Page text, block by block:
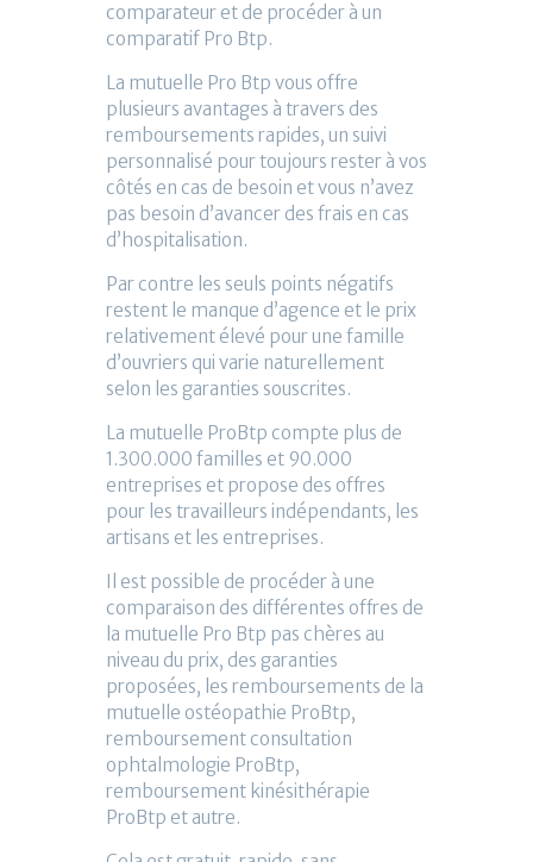
comparateur et de procéder à un
comparatif Pro Btp.
La mutuelle Pro Btp vous offre
plusieurs avantages à travers des
remboursements rapides, un suivi
personnalisé pour toujours rester à vos
côtés en cas de besoin et vous n’avez
pas besoin d’avancer des frais en cas
d’hospitalisation.
Par contre les seuls points négatifs
restent le manque d’agence et le prix
relativement élevé pour une famille
d’ouvriers qui varie naturellement
selon les garanties souscrites.
La mutuelle ProBtp compte plus de
1.300.000 familles et 90.000
entreprises et propose des offres
pour les travailleurs indépendants, les
artisans et les entreprises.
Il est possible de procéder à une
comparaison des différentes offres de
la mutuelle Pro Btp pas chères au
niveau du prix, des garanties
proposées, les remboursements de la
mutuelle ostéopathie ProBtp,
remboursement consultation
ophtalmologie ProBtp,
remboursement kinésithérapie
ProBtp et autre.